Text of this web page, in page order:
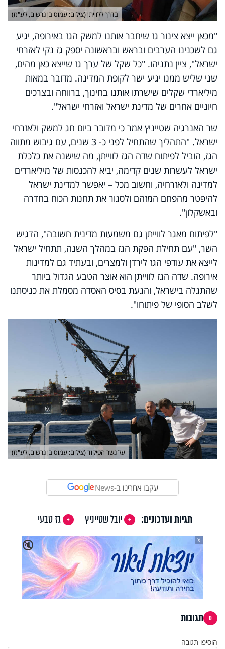
בדרך ללוייתן (צילום: עמוס בן גרשום, לע"מ)
"מכאן ייצא צינור גז שיחבר אותנו למשק הגז באירופה, יגיע
גם לשכנינו הערבים ובראש ובראשונה יספק גז נקי לאזרחי
ישראל", ציין נתניהו. "כל שקל של ערך גז שייצא כאן מהים,
שני שליש ממנו יגיע ישר לקופת המדינה. מדובר במאות
מיליארדי שקלים שישרתו אותנו בחינוך, ברווחה ובצרכים
חיוניים אחרים של מדינת ישראל ואזרחי ישראל".
שר האנרגיה שטייניץ אמר כי מדובר ביום חג למשק ולאזרחי
ישראל. "התהליך שהתחיל לפני כ- 3 שנים, עם גיבוש מתווה
הגז, הוביל לפיתוח שדה הגז לווייתן, מה שישנה את כלכלת
ישראל לעשרות שנים קדימה, יביא להכנסות של מיליארדים
למדינה ולאזרחיה, וחשוב מכל – יאפשר למדינת ישראל
להיפטר מהפחם המזהם ולסגור את תחנות הכוח בחדרה
ובאשקלון".
"לפיתוח מאגר לווייתן גם משמעות מדינית חשובה", הדגיש
השר, "עם תחילת הפקת הגז במהלך השנה, תתחיל ישראל
לייצא את עודפי הגז לירדן ולמצרים, ובעתיד גם למדינות
אירופה. שדה הגז לווייתן הוא אוצר הטבע הגדול ביותר
שהתגלה בישראל, והגעת בסיס האסדה מסמלת את כניסתנו
לשלב הסופי של פיתוחו".
על גשר הפיקוד (צילום: עמוס בן גרשום, לע"מ)
עקבו אחרינו ב-News
תגיות ועדכונים: יובל שטייניץ
גז טבעי
🔇
X
0 תגובות
הוסיפו תגובה